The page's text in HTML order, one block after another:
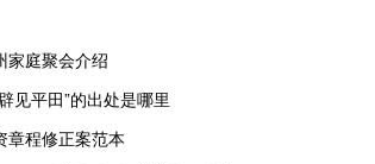
家庭聚会介绍
见平田”的出处是哪里
章程修正案范本